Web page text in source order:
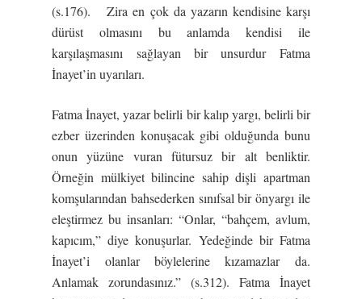
(s.176). Zira en çok da yazarın kendisine karşı
dürüst olmasını bu anlamda kendisi ile
karşılaşmasını sağlayan bir unsurdur Fatma
İnayet’in uyarıları.
Fatma İnayet, yazar belirli bir kalıp yargı, belirli bir
ezber üzerinden konuşacak gibi olduğunda bunu
onun yüzüne vuran fütursuz bir alt benliktir.
Örneğin mülkiyet bilincine sahip dişli apartman
komşularından bahsederken sınıfsal bir önyargı ile
eleştirmez bu insanları: “Onlar, “bahçem, avlum,
kapıcım,” diye konuşurlar. Yedeğinde bir Fatma
İnayet’i olanlar böylelerine kızamazlar da.
Anlamak zorundasınız.” (s.312). Fatma İnayet